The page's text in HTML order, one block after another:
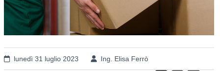
lunedì 31 luglio 2023 Ing. Elisa Ferrò